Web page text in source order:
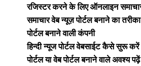
रजिस्टर करने के लिए ऑनलाइन
समाचार वेब न्यूज़ पोर्टल बनाने का तरीका
पोर्टल बनाने वाली कंपनी
हिन्दी न्यूज पोर्टल वेबसाईट कैसे सुरू करें
पोर्टल या वेब पोर्टल बनाने वाले अवश्य पढ़ें